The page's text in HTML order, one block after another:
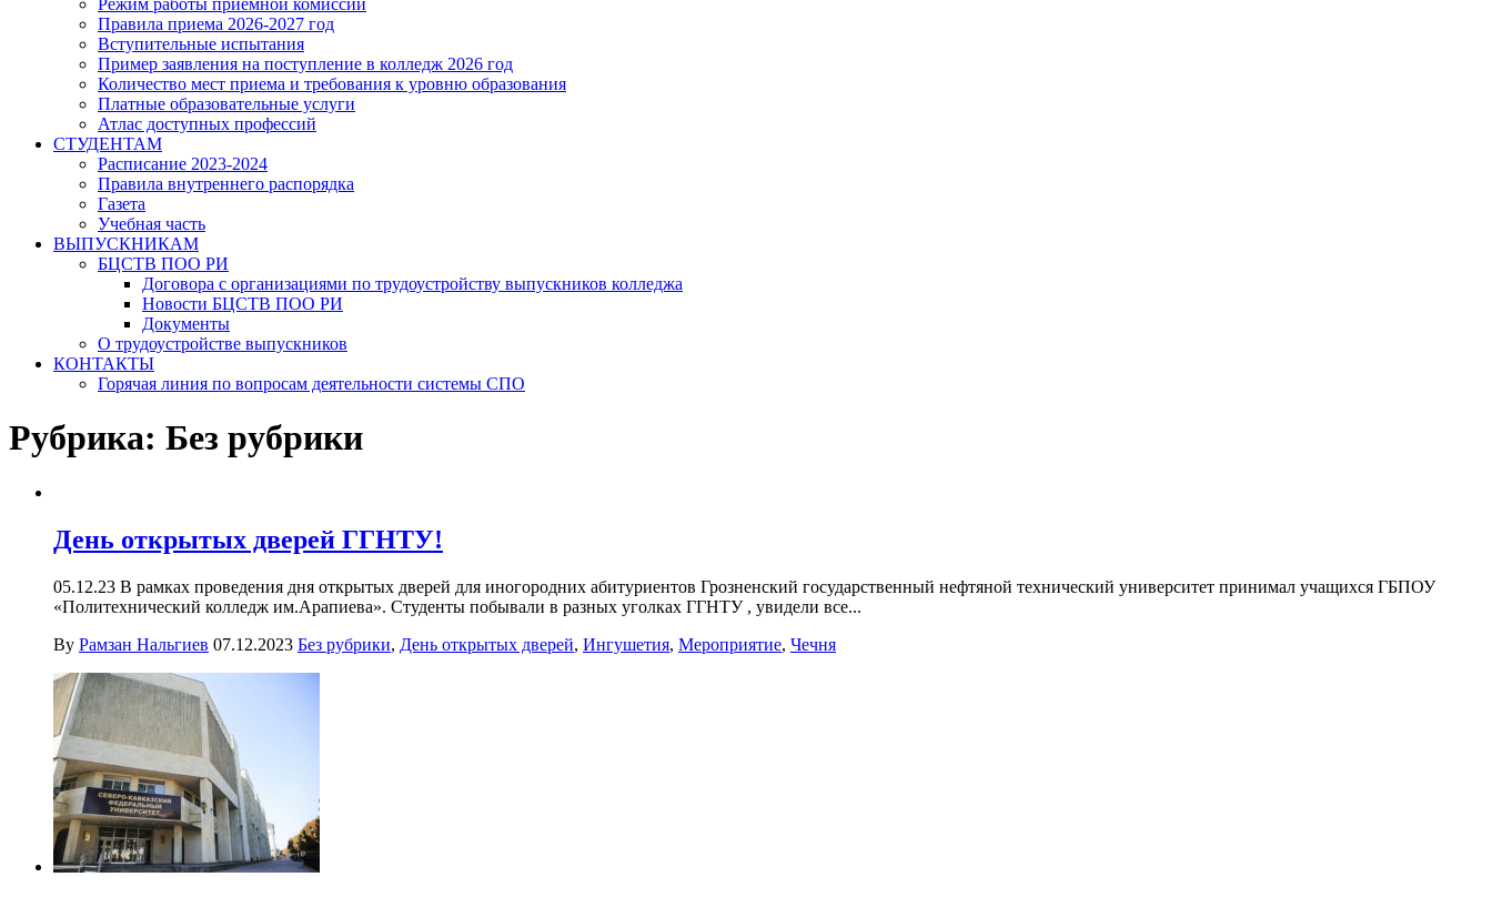
Режим работы приёмной комиссии
Правила приема 2026-2027 год
Вступительные испытания
Пример заявления на поступление в колледж 2026 год
Количество мест приема и требования к уровню образования
Платные образовательные услуги
Атлас доступных профессий
СТУДЕНТАМ
Расписание 2023-2024
Правила внутреннего распорядка
Газета
Учебная часть
ВЫПУСКНИКАМ
БЦСТВ ПОО РИ
Договора с организациями по трудоустройству выпускников колледжа
Новости БЦСТВ ПОО РИ
Документы
О трудоустройстве выпускников
КОНТАКТЫ
Горячая линия по вопросам деятельности системы СПО
Рубрика: Без рубрики
День открытых дверей ГГНТУ!
05.12.23 В рамках проведения дня открытых дверей для иногородних абитуриентов Грозненский государственный нефтяной технический университет принимал учащихся ГБПОУ
«Политехнический колледж им.Арапиева». Студенты побывали в разных уголках ГГНТУ , увидели все...
By Рамзан Нальгиев 07.12.2023 Без рубрики, День открытых дверей, Ингушетия, Мероприятие, Чечня